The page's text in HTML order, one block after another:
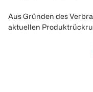
Aus Gründen des
aktuellen